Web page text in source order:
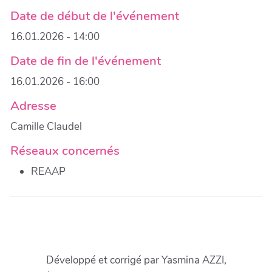
Date de début de l'événement
16.01.2026 - 14:00
Date de fin de l'événement
16.01.2026 - 16:00
Adresse
Camille Claudel
Réseaux concernés
REAAP
Développé et corrigé par Yasmina AZZI,